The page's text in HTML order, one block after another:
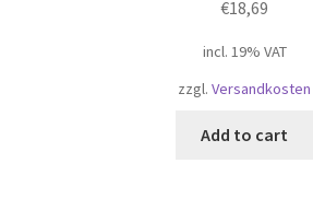
€18,69
incl. 19% VAT
zzgl. Versandkosten
Add to cart